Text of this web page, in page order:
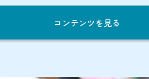
コンテンツを見る